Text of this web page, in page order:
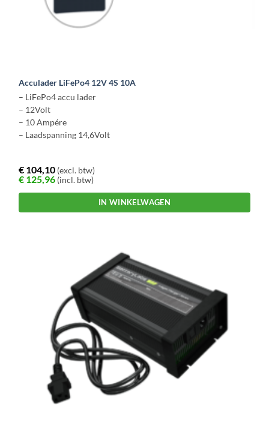
Acculader LiFePo4 12V 4S 10A
– LiFePo4 accu lader
– 12Volt
– 10 Ampére
– Laadspanning 14,6Volt
€ 104,10 (excl. btw)
€ 125,96 (incl. btw)
IN WINKELWAGEN